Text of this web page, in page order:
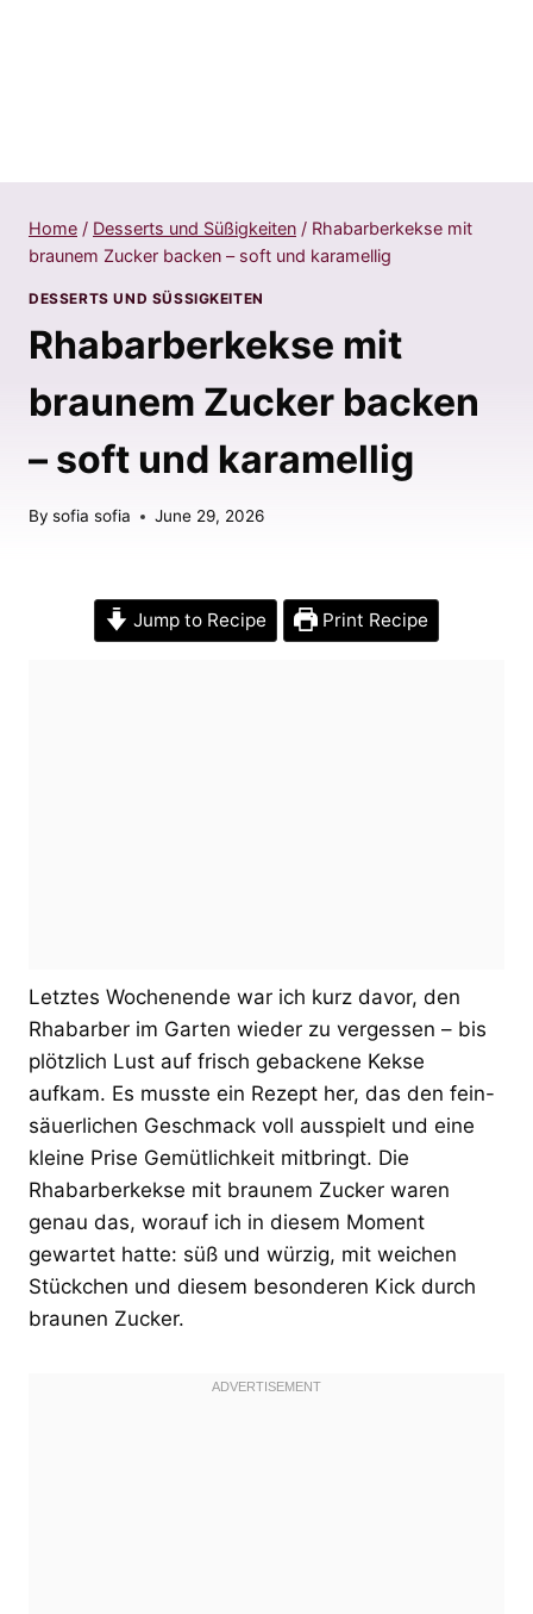
Home / Desserts und Süßigkeiten / Rhabarberkekse mit
braunem Zucker backen – soft und karamellig
DESSERTS UND SÜSSIGKEITEN
Rhabarberkekse mit
braunem Zucker backen
– soft und karamellig
By sofia sofia June 29, 2026
Jump to Recipe Print Recipe
Letztes Wochenende war ich kurz davor, den
Rhabarber im Garten wieder zu vergessen – bis
plötzlich Lust auf frisch gebackene Kekse
aufkam. Es musste ein Rezept her, das den fein-
säuerlichen Geschmack voll ausspielt und eine
kleine Prise Gemütlichkeit mitbringt. Die
Rhabarberkekse mit braunem Zucker waren
genau das, worauf ich in diesem Moment
gewartet hatte: süß und würzig, mit weichen
Stückchen und diesem besonderen Kick durch
braunen Zucker.